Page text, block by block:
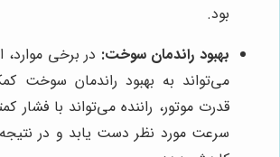
بود.
بهبود راندمان سوخت: در برخی موارد،
می‌تواند به بهبود راندمان سوخت
قدرت موتور، راننده می‌تواند با فشار
سرعت مورد نظر دست یابد و در